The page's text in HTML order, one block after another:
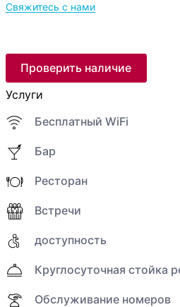
Свяжитесь с нами
Проверить наличие
Услуги
Бесплатный WiFi
Бар
Ресторан
Встречи
доступность
Круглосуточная стойка
Обслуживание номеров